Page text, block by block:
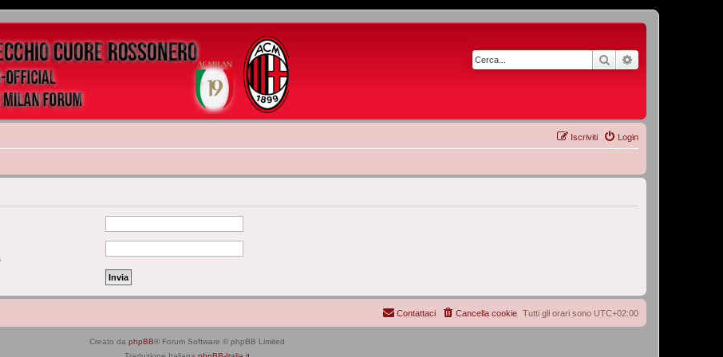
Cerca
Login
Iscriviti
Tutti gli orari sono UTC+02:00
Cancella cookie
Contattaci
Creato da phpBB® Forum Software © phpBB Limited